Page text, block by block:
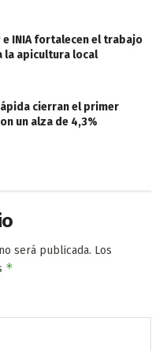
e INIA fortalecen el trabajo
la apicultura local
cierran el primer
un alza de 4,3%
será publicada. Los
*